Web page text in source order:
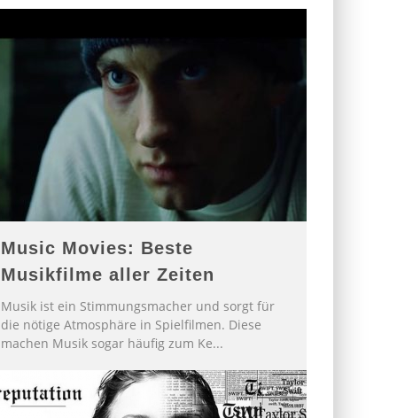
Music Movies: Beste
Musikfilme aller Zeiten
Musik ist ein Stimmungsmacher und sorgt für
die nötige Atmosphäre in Spielfilmen. Diese
machen Musik sogar häufig zum Ke...